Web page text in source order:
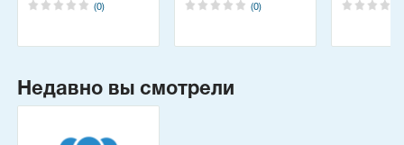
(0) (0)
Недавно вы смотрели